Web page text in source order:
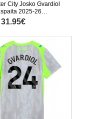
City Josko Gvardiol
2025-26
31.95€